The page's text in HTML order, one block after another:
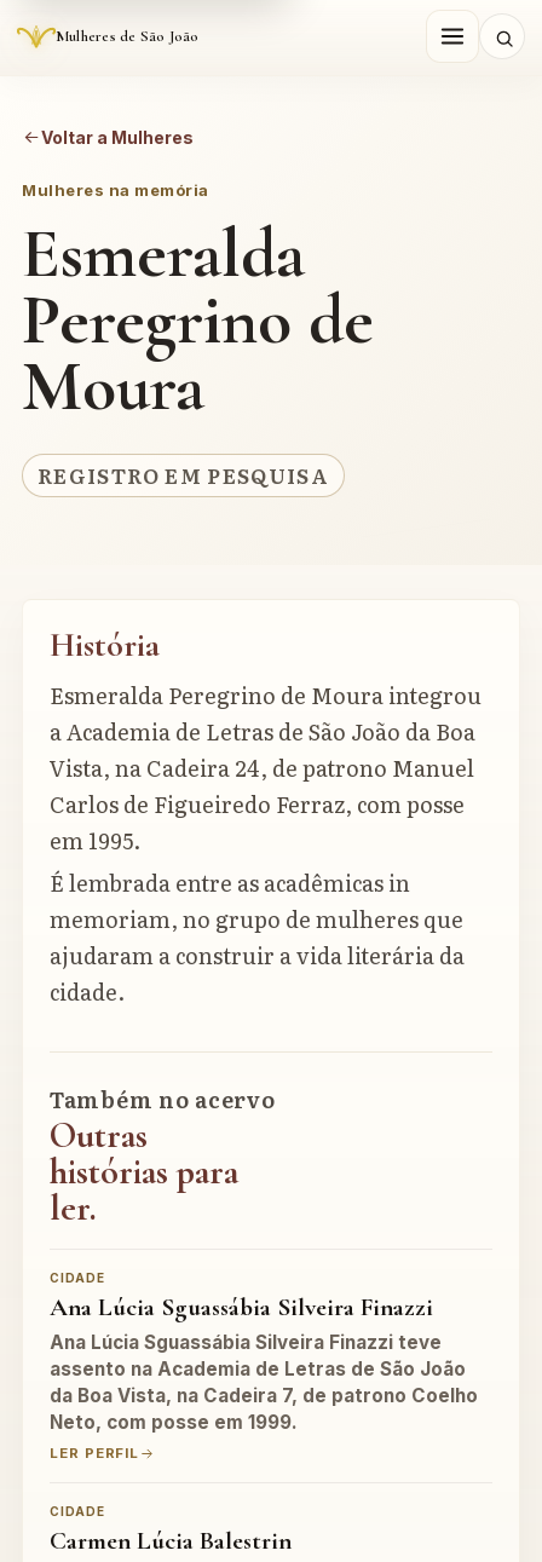
Mulheres de São João
Voltar a Mulheres
Mulheres na memória
Esmeralda
Peregrino de
Moura
REGISTRO EM PESQUISA
História
Esmeralda Peregrino de Moura integrou
a Academia de Letras de São João da Boa
Vista, na Cadeira 24, de patrono Manuel
Carlos de Figueiredo Ferraz, com posse
em 1995.
É lembrada entre as acadêmicas in
memoriam, no grupo de mulheres que
ajudaram a construir a vida literária da
cidade.
Também no acervo
Outras
histórias para
ler.
CIDADE
Ana Lúcia Sguassábia Silveira Finazzi
Ana Lúcia Sguassábia Silveira Finazzi teve
assento na Academia de Letras de São João
da Boa Vista, na Cadeira 7, de patrono Coelho
Neto, com posse em 1999.
LER PERFIL
CIDADE
Carmen Lúcia Balestrin